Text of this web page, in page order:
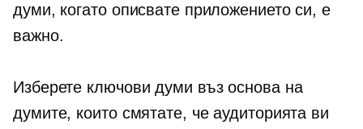
думи, когато описвате приложението си, е
важно.
Изберете ключови думи въз основа на
думите, които смятате, че аудиторията ви